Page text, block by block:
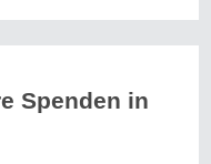
Spenden in